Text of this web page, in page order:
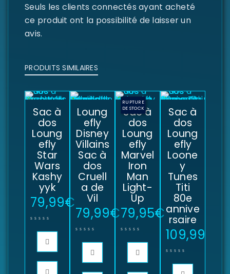
Seuls les clients connectés ayant acheté
ce produit ont la possibilité de laisser un
avis.
PRODUITS SIMILAIRES
Sac à
dos
Loung
efly
Star
Wars
Kashy
yyk
79,99€
Loung
efly
Disney
Villains
Sac à
dos
Cruell
a de
Vil
79,99€
RUPTURE
DE STOCK
Sac à
dos
Loung
efly
Marvel
Iron
Man
Light-
Up
79,95€
Sac à
dos
Loung
efly
Loone
y
Tunes
Titi
80e
annive
rsaire
109,99